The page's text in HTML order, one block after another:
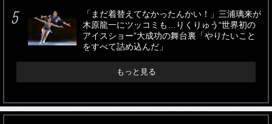
「まだ着替えてなかったんかい！」三浦璃来が
木原龍一にツッコミも…りくりゅう“世界初の
アイスショー”大成功の舞台裏「やりたいこと
をすべて詰め込んだ」
もっと見る